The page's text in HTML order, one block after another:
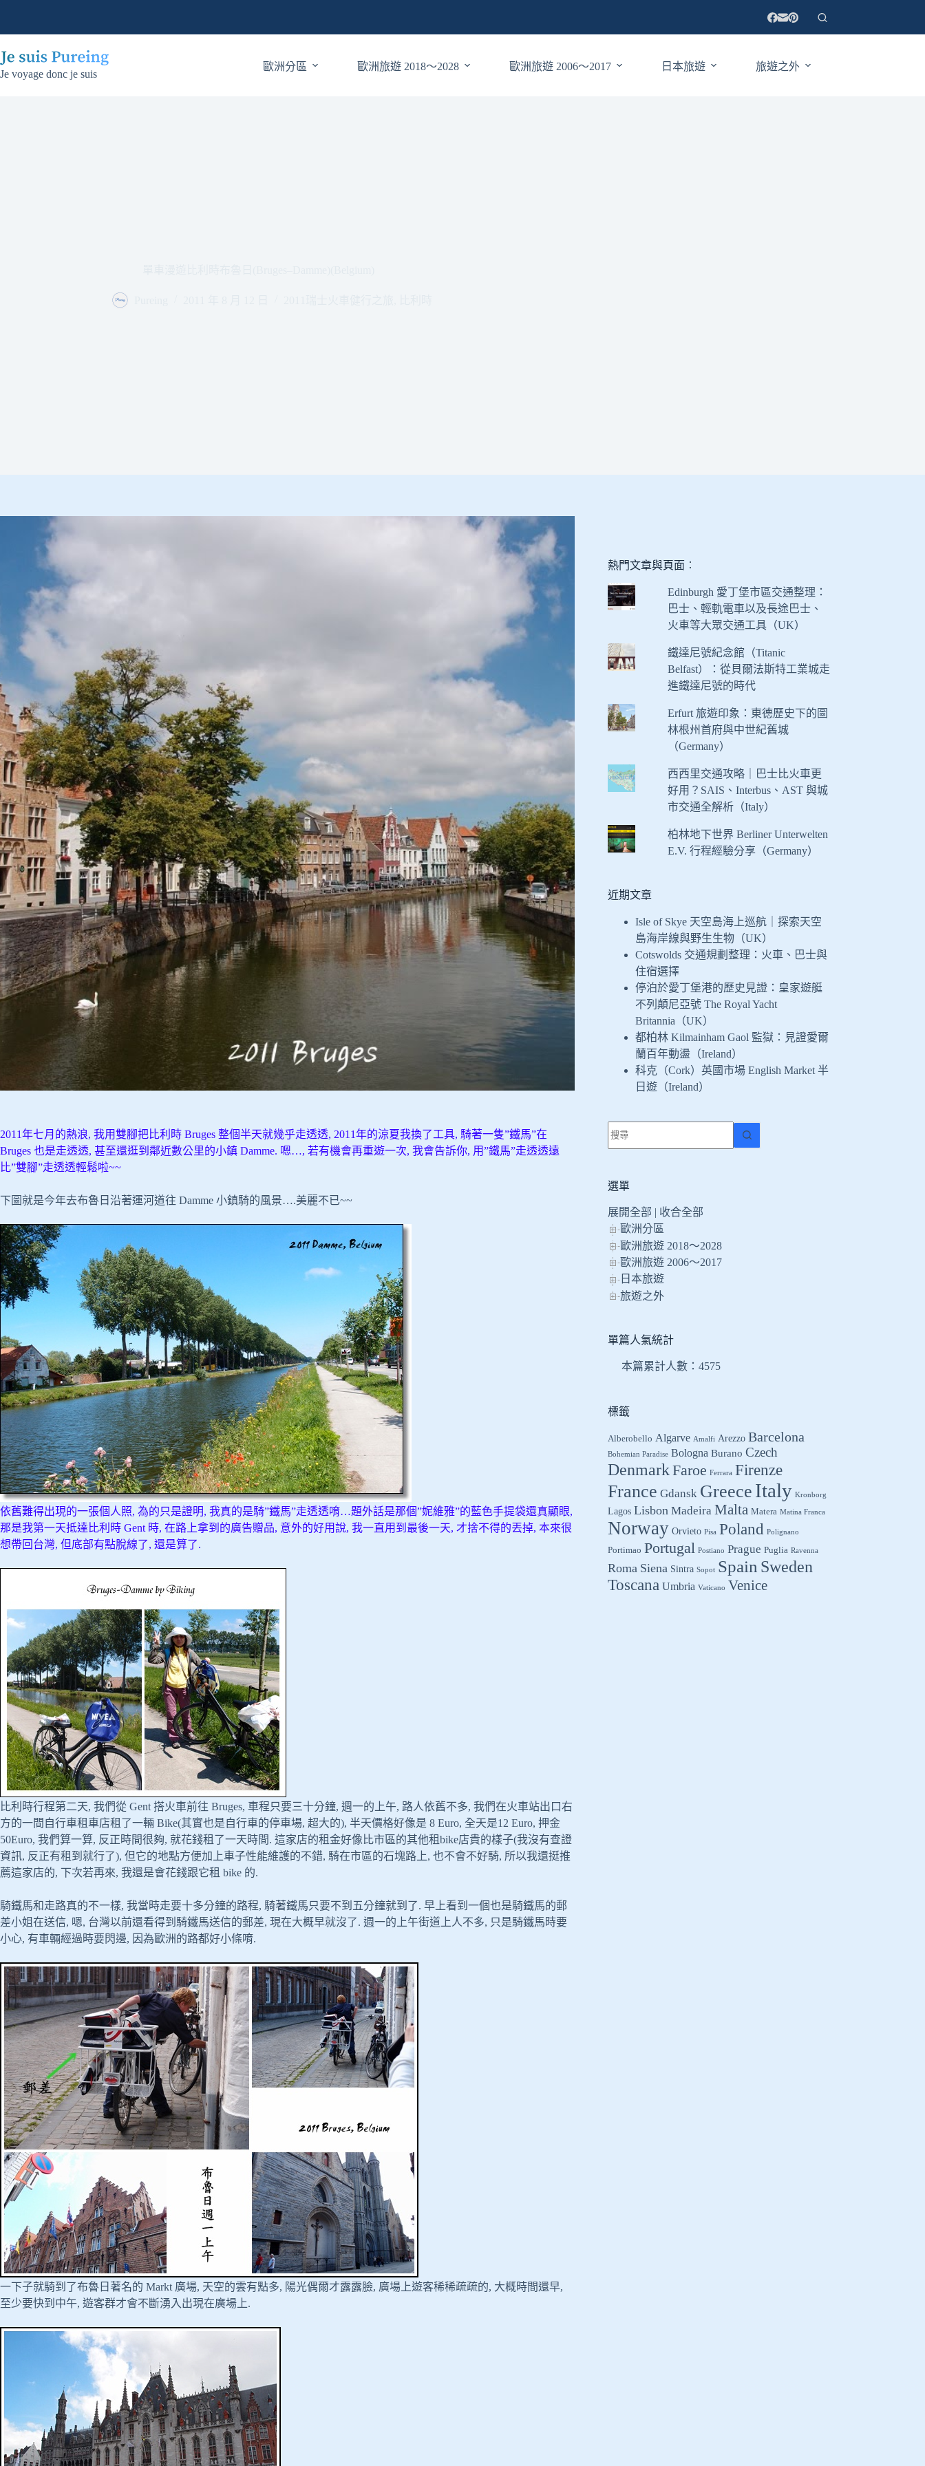
要
內
Je voyage donc je suis
歐洲分區 歐洲旅遊 2018～2028 歐洲旅遊 2006～2017 日本旅遊 旅遊之外
2011年七月的熱浪, 我用雙腳把比利時 Bruges 整個半天就幾乎走透透, 2011年的涼夏我換了工具, 騎著一隻”鐵馬”在
Bruges 也是走透透, 甚至還逛到鄰近數公里的小鎮 Damme. 嗯…, 若有機會再重遊一次, 我會告訴你, 用”鐵馬”走透透遠
比”雙腳”走透透輕鬆啦~~
下圖就是今年去布魯日沿著運河道往 Damme 小鎮騎的風景….美麗不已~~
依舊難得出現的一張個人照, 為的只是證明, 我真的是騎”鐵馬”走透透唷…題外話是那個”妮維雅”的藍色手提袋還真顯眼,
那是我第一天抵達比利時 Gent 時, 在路上拿到的廣告贈品, 意外的好用說, 我一直用到最後一天, 才捨不得的丟掉, 本來很
想帶回台灣, 但底部有點脫線了, 還是算了.
比利時行程第二天, 我們從 Gent 搭火車前往 Bruges, 車程只要三十分鐘, 週一的上午, 路人依舊不多, 我們在火車站出口右
方的一間自行車租車店租了一輛 Bike(其實也是自行車的停車場, 超大的), 半天價格好像是 8 Euro, 全天是12 Euro, 押金
50Euro, 我們算一算, 反正時間很夠, 就花錢租了一天時間. 這家店的租金好像比市區的其他租bike店貴的樣子(我沒有查證
資訊, 反正有租到就行了), 但它的地點方便加上車子性能維護的不錯, 騎在市區的石塊路上, 也不會不好騎, 所以我還挺推
薦這家店的, 下次若再來, 我還是會花錢跟它租 bike 的.
騎鐵馬和走路真的不一樣, 我當時走要十多分鐘的路程, 騎著鐵馬只要不到五分鐘就到了. 早上看到一個也是騎鐵馬的郵
差小姐在送信, 嗯, 台灣以前還看得到騎鐵馬送信的郵差, 現在大概早就沒了. 週一的上午街道上人不多, 只是騎鐵馬時要
小心, 有車輛經過時要閃邊, 因為歐洲的路都好小條唷.
一下子就騎到了布魯日著名的 Markt 廣場, 天空的雲有點多, 陽光偶爾才露露臉, 廣場上遊客稀稀疏疏的, 大概時間還早,
至少要快到中午, 遊客群才會不斷湧入出現在廣場上.
熱門文章與頁面︰
Edinburgh 愛丁堡市區交通整理：
巴士、輕軌電車以及長途巴士、
火車等大眾交通工具（UK）
鐵達尼號紀念館（Titanic
Belfast）：從貝爾法斯特工業城走
進鐵達尼號的時代
Erfurt 旅遊印象：東德歷史下的圖
林根州首府與中世紀舊城
（Germany）
西西里交通攻略｜巴士比火車更
好用？SAIS、Interbus、AST 與城
市交通全解析（Italy）
柏林地下世界 Berliner Unterwelten
E.V. 行程經驗分享（Germany）
近期文章
Isle of Skye 天空島海上巡航｜探索天空
島海岸線與野生生物（UK）
Cotswolds 交通規劃整理：火車、巴士與
住宿選擇
停泊於愛丁堡港的歷史見證：皇家遊艇
不列顛尼亞號 The Royal Yacht
Britannia（UK）
都柏林 Kilmainham Gaol 監獄：見證愛爾
蘭百年動盪（Ireland）
科克（Cork）英國市場 English Market 半
日遊（Ireland）
找
不
符
條
件
的
結
果
選單
展開全部 | 收合全部
歐洲分區
歐洲旅遊 2018～2028
歐洲旅遊 2006～2017
日本旅遊
旅遊之外
單篇人氣統計
本篇累計人數：4575
標籤
Alberobello Algarve Amalfi Arezzo Barcelona
Bohemian Paradise Bologna Burano Czech
DenmarkFaroe Ferrara Firenze
France Gdansk Greece Italy Kronborg
Lagos Lisbon Madeira Malta Matera Matina Franca
Norway Orvieto Pisa Poland Polignano
Portimao Portugal Postiano Prague Puglia Ravenna
Roma Siena Sintra Sopot Spain Sweden
Toscana Umbria Vaticano Venice